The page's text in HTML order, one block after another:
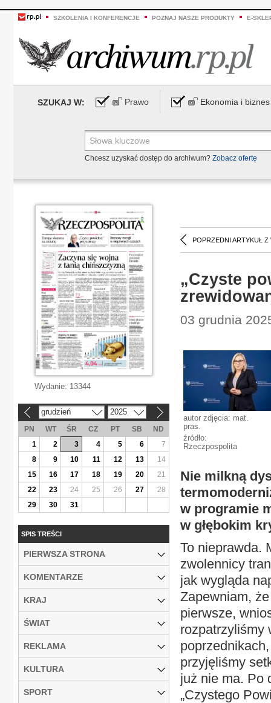
SZKOLENIA I KONFERENCJE POZNAJ NASZE PRODUKTY E-
SZUKAJ W: Prawo Ekonomia i biznes
Chcesz uzyskać dostęp do archiwum? Zobacz ofertę
POPRZEDNI ARTYKUŁ Z
„Czyste
03 grudnia
autor zdjęcia: mat.
pras.
źródło:
Rzeczpospolita
Nie milkną
w programie
w głębokim
To nieprawda.
zwolennicy
jak wygląda
Zapewniam,
pierwsze,
rozpatrzyliśmy
przyjęliśmy
już nie ma. Po
„Czystego
Wydanie: 13344
grudzień 2025
PN WT ŚR CZ PT SB
ND
1
2 3 4 5 6
7
8
9 10 11 12 13
14
15
16 17 18 19 20
21
22
23 24 25 26 27
28
29
30 31
SPIS TREŚCI
PIERWSZA STRONA
KOMENTARZE
KRAJ
ŚWIAT
REKLAMA
KULTURA
SPORT